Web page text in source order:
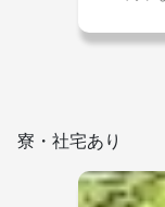
寮・社宅あり